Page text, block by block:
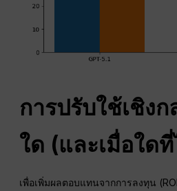
การปรับใช้เชิง
ใด (และเมื่อใด
เพื่อเพิ่มผลตอบแทนจากการลงทุน